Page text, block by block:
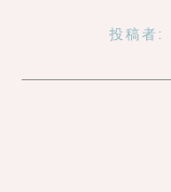
投稿者: